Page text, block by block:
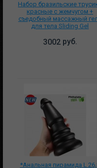
Набор бразильские
красные с жемчугом +
съедобный массажный
для тела Sliding Gel
BP0002
3002руб.
*Анальная пирамида L